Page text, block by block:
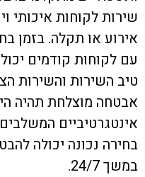
שירות לקוחות איכותי
אירוע או תקלה. בזמן
עם לקוחות קודמים
טיב השירות והשירות
אבטחה מוצלחת תהיה
אינטגרטיביים המשלבים
בחירה נכונה יכולה
במשך 24/7.